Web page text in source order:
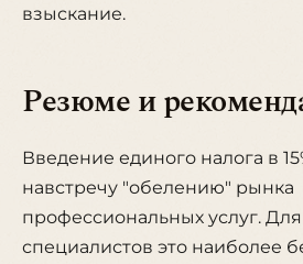
взыскание.
Резюме и
Введение единого налога в
навстречу "обелению" рынка
профессиональных услуг.
специалистов это наиболее